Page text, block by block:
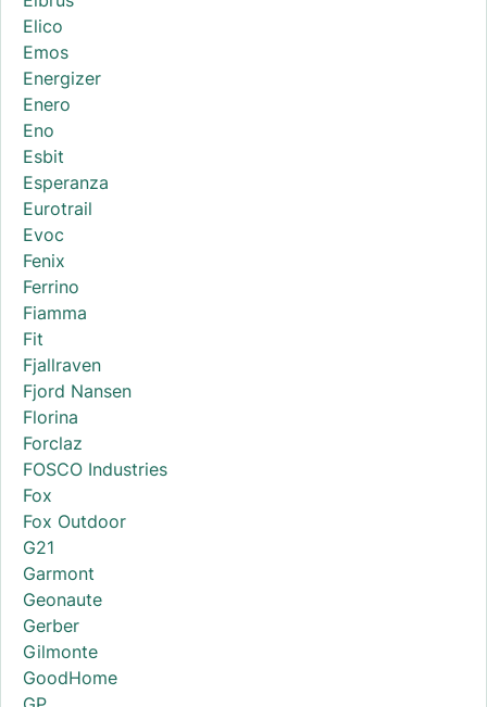
Elico
Emos
Energizer
Enero
Eno
Esbit
Esperanza
Eurotrail
Evoc
Fenix
Ferrino
Fiamma
Fit
Fjallraven
Fjord Nansen
Florina
Forclaz
FOSCO Industries
Fox
Fox Outdoor
G21
Garmont
Geonaute
Gerber
Gilmonte
GoodHome